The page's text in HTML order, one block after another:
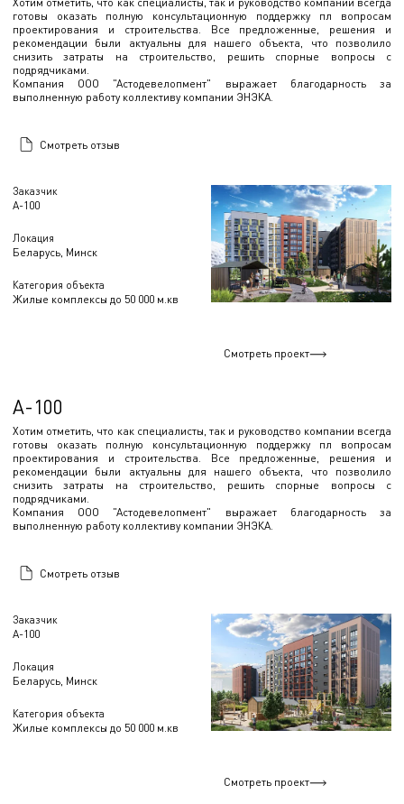
Заказчик
А-100
Локация
Беларусь, Минск
Категория объекта
Жилые комплексы до 50 000 м.кв
готовы оказать полную консультационную поддержку пл вопросам
проектирования и строительства. Все предложенные, решения и
рекомендации были актуальны для нашего объекта, что позволило
снизить затраты на строительство, решить спорные вопросы с
подрядчиками.
Компания ООО "Астодевелопмент" выражает благодарность за
выполненную работу коллективу компании ЭНЭКА.
Смотреть отзыв
Смотреть проект
Заказчик
А-100
Локация
Беларусь, Минск
Категория объекта
Жилые комплексы до 50 000 м.кв
А-100
Хотим отметить, что как специалисты, так и руководство компании всегда
готовы оказать полную консультационную поддержку пл вопросам
проектирования и строительства. Все предложенные, решения и
рекомендации были актуальны для нашего объекта, что позволило
снизить затраты на строительство, решить спорные вопросы с
подрядчиками.
Компания ООО "Астодевелопмент" выражает благодарность за
выполненную работу коллективу компании ЭНЭКА.
Смотреть отзыв
Смотреть проект